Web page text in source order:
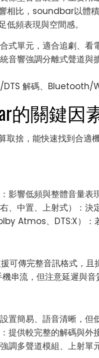
相比，soundbar以體
低頻表現與空間感。
式單元，適合追劇、看
音響強調分離式聲道
解碼、Bluetooth/
的關鍵因
取捨，能快速找到合
影響低頻與整體音量表現
、中置、上射式）：決
Atmos、DTS:X）：
可傳完整音訊格式，且
串流，但注意延遲與音
置簡易、語音清晰，但
提供較完整的解碼與外
調多聲道模組、上射單